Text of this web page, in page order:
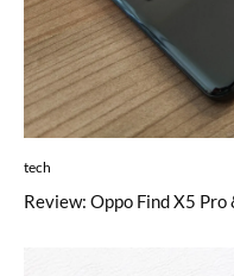
tech
Review: Oppo Find X5 Pro